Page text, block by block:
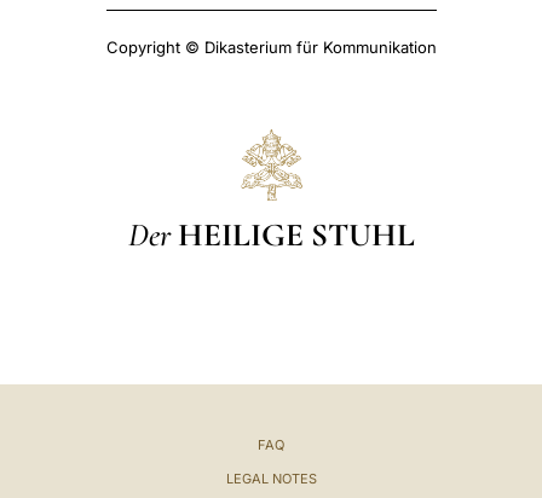
Copyright © Dikasterium für Kommunikation
Der HEILIGE STUHL
FAQ
LEGAL NOTES